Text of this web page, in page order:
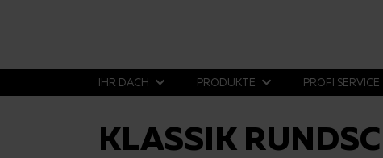
IHR DACH PRODUKTE PROFI SERVICE
KLASSIK